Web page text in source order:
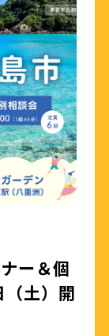
ー＆個
土）開